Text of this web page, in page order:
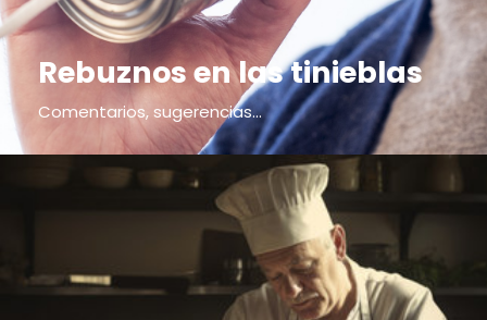
Rebuznos en las tinieblas
Comentarios, sugerencias...